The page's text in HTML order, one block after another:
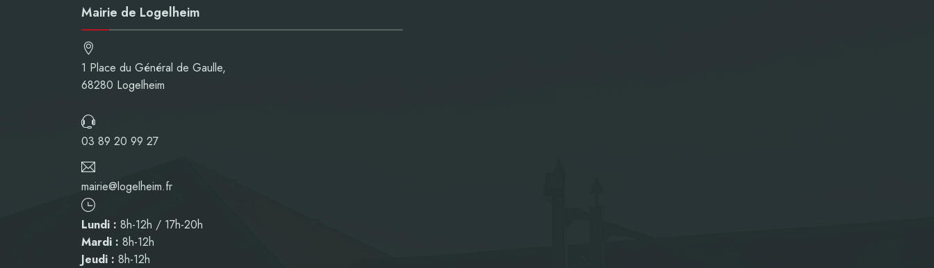
Mairie de Logelheim
1 Place du Général de Gaulle,
68280 Logelheim
03 89 20 99 27
mairie@logelheim.fr
Lundi : 8h-12h / 17h-20h
Mardi : 8h-12h
Jeudi : 8h-12h